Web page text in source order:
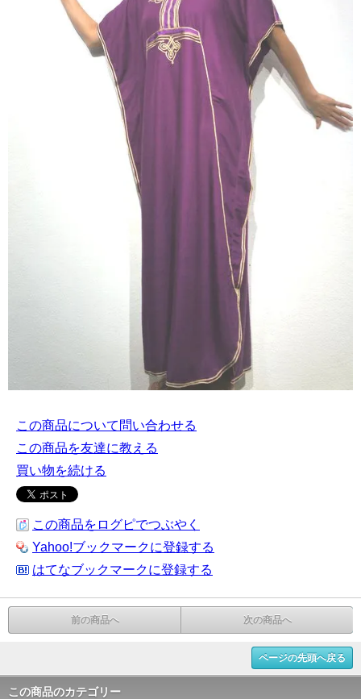
この商品について問い合わせる
この商品を友達に教える
買い物を続ける
この商品をログピでつぶやく
Yahoo!ブックマークに登録する
はてなブックマークに登録する
前の商品へ 次の商品へ
ページの先頭へ戻る
この商品のカテゴリー